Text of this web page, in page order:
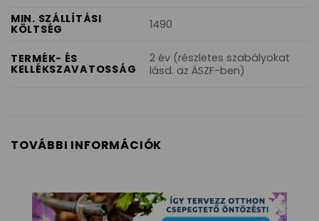
MIN. SZÁLLÍTÁSI
KÖLTSÉG 1490
TERMÉK- ÉS
KELLÉKSZAVATOSSÁG
2 év (részletes szabályokat
lásd. az ÁSZF-ben)
TOVÁBBI INFORMÁCIÓK